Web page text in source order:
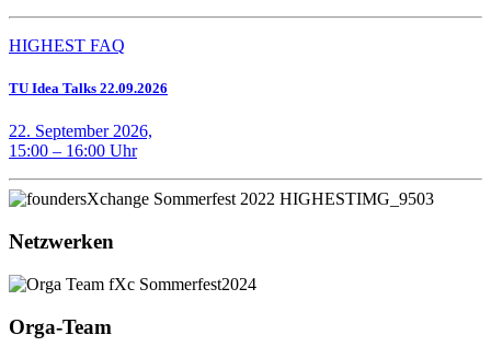
HIGHEST FAQ
TU Idea Talks 22.09.2026
22. September 2026,
15:00 – 16:00 Uhr
Netzwerken
Orga-Team